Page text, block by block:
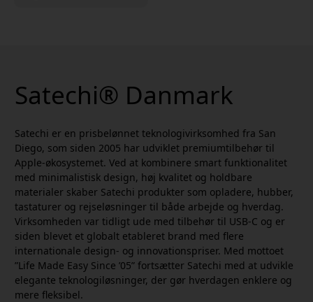
Satechi® Danmark
Satechi er en prisbelønnet teknologivirksomhed fra San
Diego, som siden 2005 har udviklet premiumtilbehør til
Apple-økosystemet. Ved at kombinere smart funktionalitet
med minimalistisk design, høj kvalitet og holdbare
materialer skaber Satechi produkter som opladere, hubber,
tastaturer og rejseløsninger til både arbejde og hverdag.
Virksomheden var tidligt ude med tilbehør til USB-C og er
siden blevet et globalt etableret brand med flere
internationale design- og innovationspriser. Med mottoet
”Life Made Easy Since ’05” fortsætter Satechi med at udvikle
elegante teknologiløsninger, der gør hverdagen enklere og
mere fleksibel.